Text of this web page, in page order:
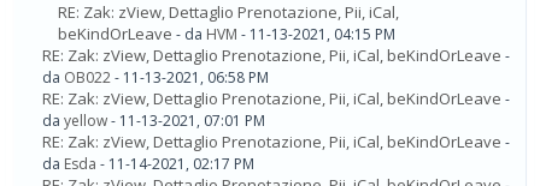
RE: Zak: zView, Dettaglio Prenotazione, Pii, iCal,
beKindOrLeave - da HVM - 11-13-2021, 04:15 PM
RE: Zak: zView, Dettaglio Prenotazione, Pii, iCal, beKindOrLeave -
da OB022- 11-13-2021, 06:58 PM
RE: Zak: zView, Dettaglio Prenotazione, Pii, iCal, beKindOrLeave -
da yellow- 11-13-2021, 07:01 PM
RE: Zak: zView, Dettaglio Prenotazione, Pii, iCal, beKindOrLeave -
da Esda - 11-14-2021, 02:17 PM